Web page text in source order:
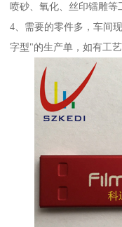
喷砂、氧化、丝印镭雕等
4、需要的零件多，车间
字型"的生产单，如有工